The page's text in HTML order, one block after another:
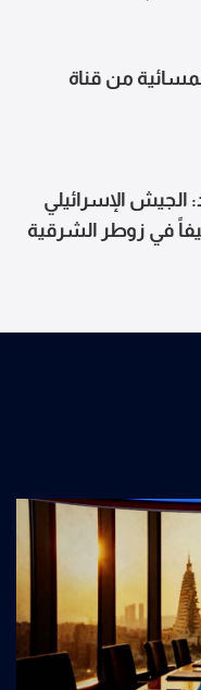
من قناة
الجيش الإسرائيلي
في زوطر الشرقية